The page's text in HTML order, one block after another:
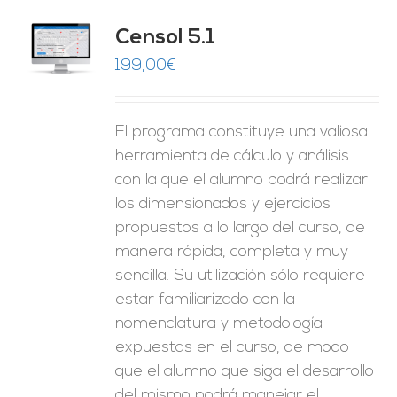
Censol 5.1
199,00€
El programa constituye una valiosa
herramienta de cálculo y análisis
con la que el alumno podrá realizar
los dimensionados y ejercicios
propuestos a lo largo del curso, de
manera rápida, completa y muy
sencilla. Su utilización sólo requiere
estar familiarizado con la
nomenclatura y metodología
expuestas en el curso, de modo
que el alumno que siga el desarrollo